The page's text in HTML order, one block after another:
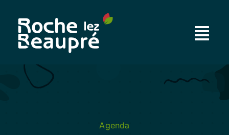
contenu
Agenda